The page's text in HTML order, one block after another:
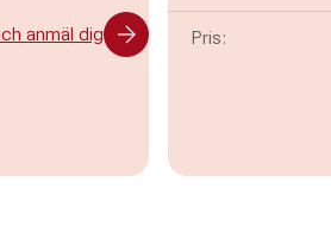
anmäl dig Pris: